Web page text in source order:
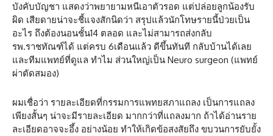
บังคับบัญชา แสดงว่าพยายามหนีเอาตัวรอด แต่ปล่อยลูกน้องรับ
ผิด เสียดายน่าจะชี้แจงสักนิดว่า สรุปแล้วนักโทษรายนี้ป่วยเป็น
อะไร ถึงต้องนอนชั้น14 ตลอด และไม่สามารถส่งกลับ
รพ.ราชทัณฑ์ได้ แต่ครบ 6เดือนแล้ว ดีขึ้นทันที กลับบ้านได้เลย
และทีมแพทย์ที่ดูแล ทำไม ส่วนใหญ่เป็น Neuro surgeon (แพทย์
ผ่าตัดสมอง)
ผมเชื่อว่า รายละเอียดที่กรรมการแพทยสภาแถลง เป็นการแถลง
เพียงสั้นๆ น่าจะมีรายละเอียด มากกว่าที่แถลงมาก ถ้าได้อ่านราย
ละเอียดอาจจะอึ้ง อย่างน้อย ทำให้เกิดข้อสงสัยถึง ขบวนการยับยั้ง